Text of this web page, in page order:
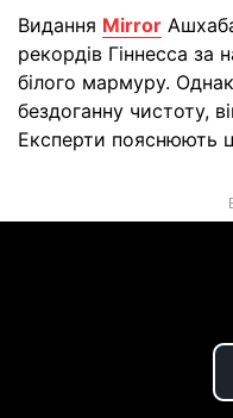
Видання Mirror
рекордів Гіннесса за
білого мармуру.
бездоганну чистоту,
Експерти пояснюють